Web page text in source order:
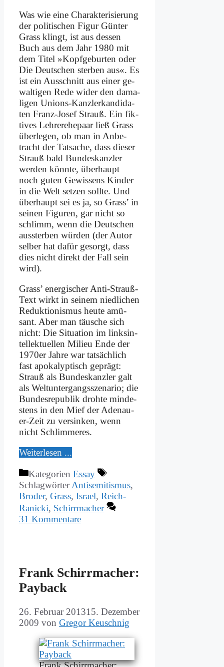
Was wie ei­ne Cha­rak­te­ri­sie­rung
der po­li­ti­schen Fi­gur Gün­ter
Grass klingt, ist aus des­sen
Buch aus dem Jahr 1980 mit
dem Ti­tel »Kopf­ge­bur­ten oder
Die Deut­schen ster­ben aus«. Es
ist ein Aus­schnitt aus ei­ner ge­
wal­ti­gen Re­de wi­der den da­ma­
li­gen Uni­ons-Kanz­ler­­kan­di­da­
ten Franz-Jo­sef Strauß. Ein fik­
ti­ves Leh­rer­ehe­paar ließ Grass
über­le­gen, ob man in An­be­
tracht der Tat­sa­che, dass die­ser
Strauß bald Bun­des­kanz­ler
wer­den könn­te, über­haupt
noch gu­ten Ge­wis­sens Kin­der
in die Welt set­zen soll­te. Und
über­haupt sei es ja, so Grass’ in
sei­nen Fi­gu­ren, gar nicht so
schlimm, wenn die Deut­schen
aus­ster­ben wür­den (der Au­tor
sel­ber hat da­für ge­sorgt, dass
dies nicht di­rekt der Fall sein
wird).
Grass’ en­er­gi­scher An­ti-Strauß-
Text wirkt in sei­nem nied­li­chen
Re­duk­tio­nis­mus heu­te amü­
sant. Aber man täu­sche sich
nicht: Die Si­tua­ti­on im links­in­
tel­lek­tu­el­len Mi­lieu En­de der
1970er Jah­re war tat­säch­lich
fast apo­ka­lyp­tisch ge­prägt:
Strauß als Bun­des­kanz­ler galt
als Welt­un­ter­gangs­sze­na­rio; die
Bun­des­re­pu­blik droh­te min­de­
stens in den Mief der Ade­nau­
er-Zeit zu ver­sin­ken, wenn
nicht Schlim­me­res.
Wei­ter­le­sen ...
Kategorien Essay
SchlagwörterAntisemitismus,
Broder, Grass, Israel, Reich-
Ranicki, Schirrmacher
31 Kommentare
Frank Schirr­ma­cher:
Payback
26. Februar 201315. Dezember
2009 von Gregor Keuschnig